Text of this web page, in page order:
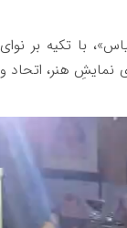
با تکیه بر نوای
نمایشِ هنر، اتحاد و